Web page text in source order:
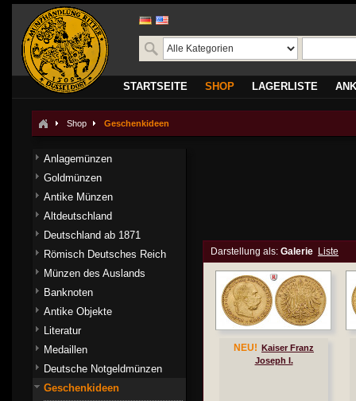
STARTSEITE SHOP LAGERLISTE
Shop Geschenkideen
Darstellung als: Galerie Liste
NEU!
Kaiser Franz
Joseph I.
Anlagemünzen
Goldmünzen
Antike Münzen
Altdeutschland
Deutschland ab 1871
Römisch Deutsches Reich
Münzen des Auslands
Banknoten
Antike Objekte
Literatur
Medaillen
Deutsche Notgeldmünzen
Geschenkideen